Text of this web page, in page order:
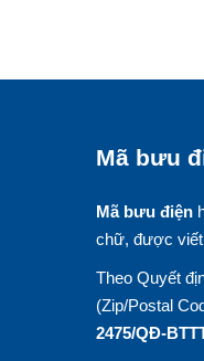
Mã bưu
Mã bưu điện
chữ, được viết
Theo Quyết
(Zip/Postal
2475/QĐ-